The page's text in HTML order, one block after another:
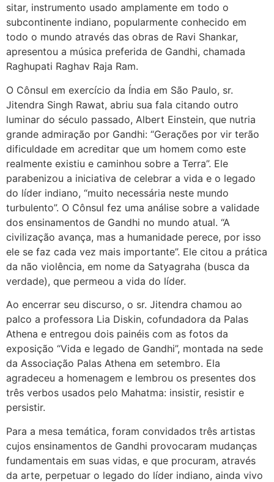
sitar, instrumento usado amplamente em todo o
subcontinente indiano, popularmente conhecido em
todo o mundo através das obras de Ravi Shankar,
apresentou a música preferida de Gandhi, chamada
Raghupati Raghav Raja Ram.
O Cônsul em exercício da Índia em São Paulo, sr.
Jitendra Singh Rawat, abriu sua fala citando outro
luminar do século passado, Albert Einstein, que nutria
grande admiração por Gandhi: “Gerações por vir terão
dificuldade em acreditar que um homem como este
realmente existiu e caminhou sobre a Terra”. Ele
parabenizou a iniciativa de celebrar a vida e o legado
do líder indiano, “muito necessária neste mundo
turbulento”. O Cônsul fez uma análise sobre a validade
dos ensinamentos de Gandhi no mundo atual. “A
civilização avança, mas a humanidade perece, por isso
ele se faz cada vez mais importante”. Ele citou a prática
da não violência, em nome da Satyagraha (busca da
verdade), que permeou a vida do líder.
Ao encerrar seu discurso, o sr. Jitendra chamou ao
palco a professora Lia Diskin, cofundadora da Palas
Athena e entregou dois painéis com as fotos da
exposição “Vida e legado de Gandhi”, montada na sede
da Associação Palas Athena em setembro. Ela
agradeceu a homenagem e lembrou os presentes dos
três verbos usados pelo Mahatma: insistir, resistir e
persistir.
Para a mesa temática, foram convidados três artistas
cujos ensinamentos de Gandhi provocaram mudanças
fundamentais em suas vidas, e que procuram, através
da arte, perpetuar o legado do líder indiano, ainda vivo